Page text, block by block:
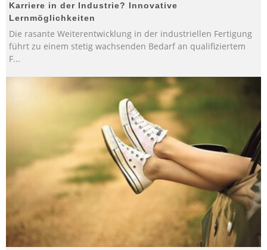
Karriere in der Industrie? Innovative
Lernmöglichkeiten
Die rasante Weiterentwicklung in der industriellen Fertigung
führt zu einem stetig wachsenden Bedarf an qualifiziertem
F...